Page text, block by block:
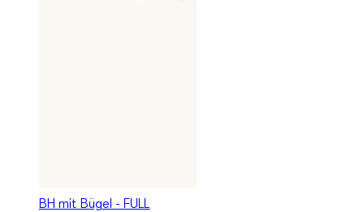
BH mit Bügel - FULL